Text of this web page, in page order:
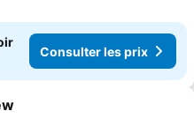
Consulter les prix
à mes favoris